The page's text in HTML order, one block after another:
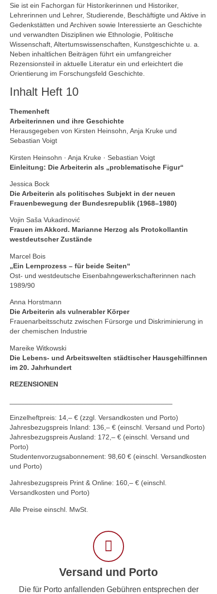
Sie ist ein Fachorgan für Historikerinnen und Historiker,
Lehrerinnen und Lehrer, Studierende, Beschäftigte und Aktive in
Gedenkstätten und Archiven sowie Interessierte an Geschichte
und verwandten Disziplinen wie Ethnologie, Politische
Wissenschaft, Altertumswissenschaften, Kunstgeschichte u. a.
Neben inhaltlichen Beiträgen führt ein umfangreicher
Rezensionsteil in aktuelle Literatur ein und erleichtert die
Orientierung im Forschungsfeld Geschichte.
Inhalt Heft 10
Themenheft
Arbeiterinnen und ihre Geschichte
Herausgegeben von Kirsten Heinsohn, Anja Kruke und
Sebastian Voigt
Kirsten Heinsohn · Anja Kruke · Sebastian Voigt
Einleitung: Die Arbeiterin als „problematische Figur“
Jessica Bock
Die Arbeiterin als politisches Subjekt in der neuen
Frauenbewegung der Bundesrepublik (1968–1980)
Vojin Saša Vukadinović
Frauen im Akkord. Marianne Herzog als Protokollantin
westdeutscher Zustände
Marcel Bois
„Ein Lernprozess – für beide Seiten“
Ost- und westdeutsche Eisenbahngewerkschafterinnen nach
1989/90
Anna Horstmann
Die Arbeiterin als vulnerabler Körper
Frauenarbeitsschutz zwischen Fürsorge und Diskriminierung in
der chemischen Industrie
Mareike Witkowski
Die Lebens- und Arbeitswelten städtischer Hausgehilfinnen
im 20. Jahrhundert
REZENSIONEN
Einzelheftpreis: 14,– € (zzgl. Versandkosten und Porto)
Jahresbezugspreis Inland: 136,– € (einschl. Versand und Porto)
Jahresbezugspreis Ausland: 172,– € (einschl. Versand und
Porto)
Studentenvorzugsabonnement: 98,60 € (einschl. Versandkosten
und Porto)
Jahresbezugspreis Print & Online: 160,– € (einschl.
Versandkosten und Porto)
Alle Preise einschl. MwSt.
Versand und Porto
Die für Porto anfallenden Gebühren entsprechen der